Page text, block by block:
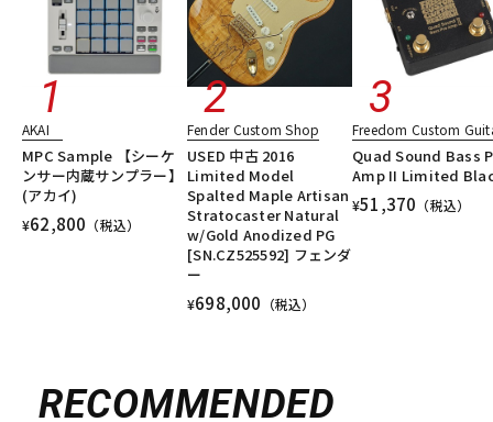
AKAI
MPC Sample 【シーケ
ンサー内蔵サンプラー】
(アカイ)
¥62,800 （税込）
Fender Custom Shop
USED 中古 2016
Limited Model
Spalted Maple Artisan
Stratocaster Natural
w/Gold Anodized PG
[SN.CZ525592] フェンダ
ー
¥698,000 （税込）
Freedom Custom
Quad Sound Bass
Amp II Limited
¥51,370 （税込）
RECOMMENDED